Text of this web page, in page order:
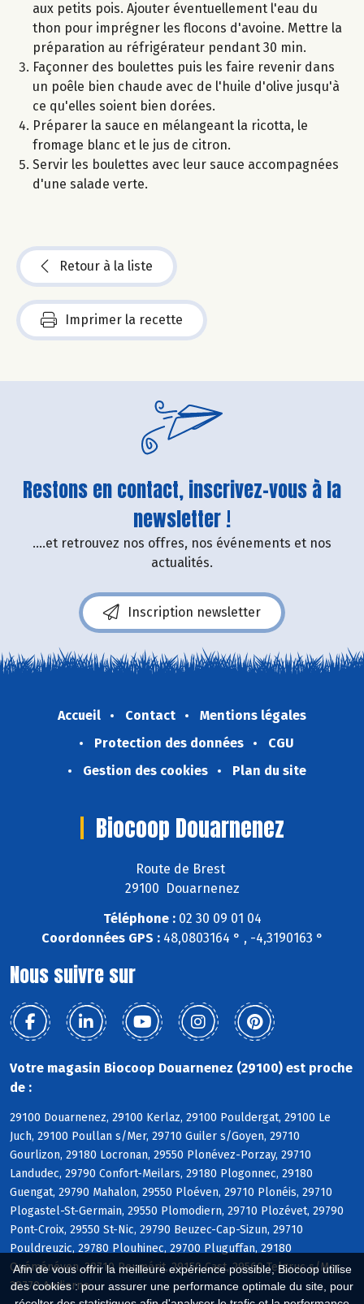
Afin de vous offrir la meilleure expérience possible, Biocoop utilise
des cookies : pour assurer une performance optimale du site, pour
aux petits pois. Ajouter éventuellement l'eau du
thon pour imprégner les flocons d'avoine. Mettre la
préparation au réfrigérateur pendant 30 min.
Façonner des boulettes puis les faire revenir dans
un poêle bien chaude avec de l'huile d'olive jusqu'à
ce qu'elles soient bien dorées.
Préparer la sauce en mélangeant la ricotta, le
fromage blanc et le jus de citron.
Servir les boulettes avec leur sauce accompagnées
d'une salade verte.
Retour à la liste
Imprimer la recette
Restons en contact, inscrivez-vous à la
newsletter !
....et retrouvez nos offres, nos événements et nos
actualités.
Inscription newsletter
Accueil Contact
Mentions légales
Protection des données
CGU
Gestion des cookies
Plan du site
Biocoop Douarnenez
Route de Brest
29100 Douarnenez
Téléphone :02 30 09 01 04
Coordonnées GPS :48,0803164 ° , -4,3190163 °
Nous suivre sur
Votre magasin Biocoop Douarnenez (29100) est proche
de :
29100 Douarnenez, 29100 Kerlaz, 29100 Pouldergat, 29100 Le
Juch, 29100 Poullan s/Mer, 29710 Guiler s/Goyen, 29710
Gourlizon, 29180 Locronan, 29550 Plonévez-Porzay, 29710
Landudec, 29790 Confort-Meilars, 29180 Plogonnec, 29180
Guengat, 29790 Mahalon, 29550 Ploéven, 29710 Plonéis, 29710
Plogastel-St-Germain, 29550 Plomodiern, 29710 Plozévet, 29790
Pont-Croix, 29550 St-Nic, 29790 Beuzec-Cap-Sizun, 29710
Pouldreuzic, 29780 Plouhinec, 29700 Pluguffan, 29180
Quéménéven, 29710 Peumérit, 29150 Cast, 29560 Telgruc s/Mer,
29770 Audierne